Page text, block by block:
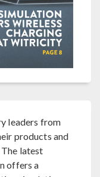
leaders from
products and
latest
offers a